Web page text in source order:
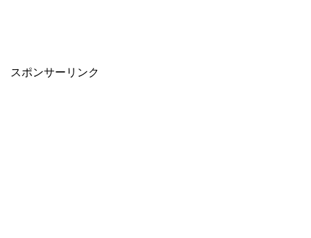
スポンサーリンク